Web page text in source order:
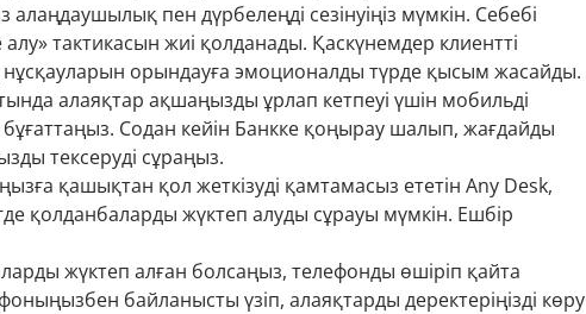
алаңдаушылық пен дүрбелеңді сезінуіңіз мүмкін. Себебі
тактикасын жиі қолданады. Қаскүнемдер клиентті
нұсқауларын орындауға эмоционалды түрде қысым жасайды.
алаяқтар ақшаңызды ұрлап кетпеуі үшін мобильді
Содан кейін Банкке қоңырау шалып, жағдайды
тексеруді сұраңыз.
қашықтан қол жеткізуді қамтамасыз ететін Any Desk,
қолданбаларды жүктеп алуды сұрауы мүмкін. Ешбір
жүктеп алған болсаңыз, телефонды өшіріп қайта
байланысты үзіп, алаяқтарды деректеріңізді көру